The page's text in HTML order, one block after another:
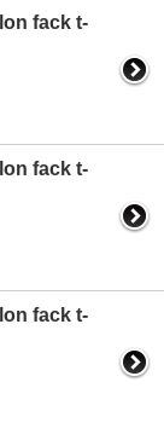
fack t-
fack t-
fack t-